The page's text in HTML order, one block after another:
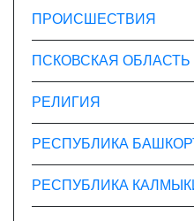
ПРОИСШЕСТВИЯ
ПСКОВСКАЯ ОБЛАСТЬ
РЕЛИГИЯ
РЕСПУБЛИКА
РЕСПУБЛИКА